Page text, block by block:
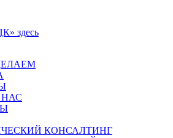
здесь
НАС
КОНСАЛТИНГ